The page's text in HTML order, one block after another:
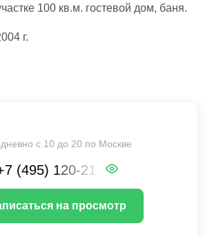
100 кв.м. гостевой дом, баня.
г.
с 10 до 20 по Москве
(495) 120-21-XX
на просмотр